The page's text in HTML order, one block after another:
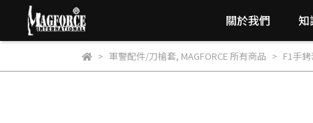
關於我們 知
軍警配件/刀槍套, MAGFORCE 所有商品 F1手